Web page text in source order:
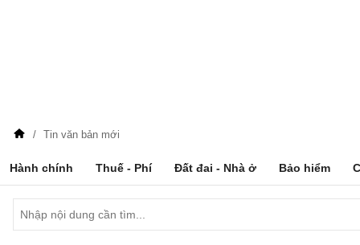
Tin văn bản mới
Hành chính Thuế - Phí Đất đai - Nhà ở Bảo hiểm